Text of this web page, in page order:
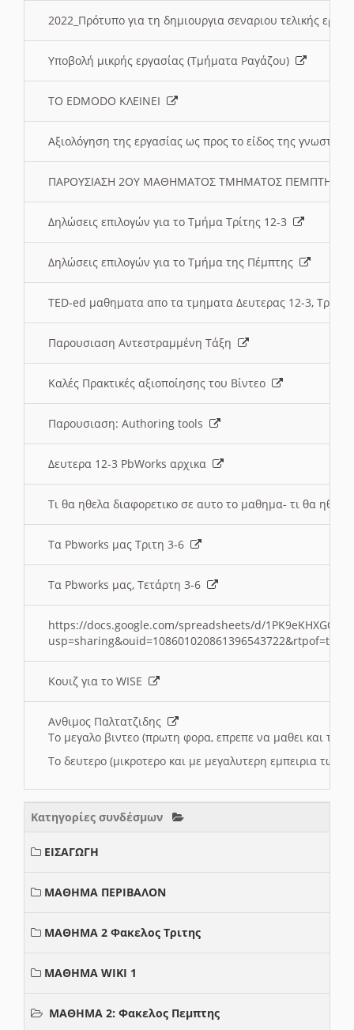
2022_Πρότυπο για τη δημιουργια σεναριου τελικής
Υποβολή μικρής εργασίας (Τμήματα Ραγάζου)
ΤΟ EDMODO ΚΛΕΙΝΕΙ
Αξιολόγηση της εργασίας ως προς το είδος της
ΠΑΡΟΥΣΙΑΣΗ 2ΟΥ ΜΑΘΗΜΑΤΟΣ ΤΜΗΜΑΤΟΣ
Δηλώσεις επιλογών για το Τμήμα Τρίτης 12-3
Δηλώσεις επιλογών για το Τμήμα της Πέμπτης
TED-ed μαθηματα απο τα τμηματα Δευτερας 12-3,
Παρουσιαση Αντεστραμμένη Τάξη
Καλές Πρακτικές αξιοποίησης του Βίντεο
Παρουσιαση: Authoring tools
Δευτερα 12-3 PbWorks αρχικα
Τι θα ηθελα διαφορετικο σε αυτο το μαθημα- τι θα
Τα Pbworks μας Τριτη 3-6
Τα Pbworks μας, Τετάρτη 3-6
https://docs.google.com/spreadsheets/d/
Κουιζ για το WISE
Ανθιμος Παλτατζιδης
Το μεγαλο βιντεο (πρωτη φορα, επρεπε να μαθει και το
Το δευτερο (μικροτερο και με μεγαλυτερη εμπειρια
Κατηγορίες συνδέσμων
ΕΙΣΑΓΩΓΗ
ΜΑΘΗΜΑ ΠΕΡΙΒΑΛΟΝ
ΜΑΘΗΜΑ 2 Φακελος Τριτης
ΜΑΘΗΜΑ WIKI 1
ΜΑΘΗΜΑ 2: Φακελος Πεμπτης